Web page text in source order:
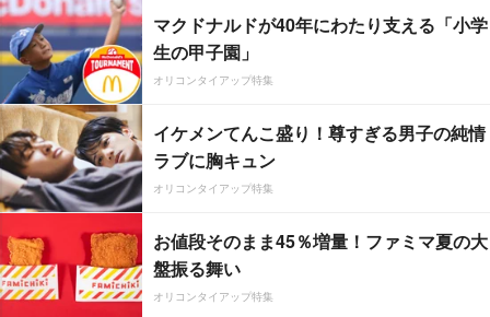
マクドナルドが40年にわたり支える「小学
生の甲子園」
オリコンタイアップ特集
イケメンてんこ盛り！尊すぎる男子の純情
ラブに胸キュン
オリコンタイアップ特集
お値段そのまま45％増量！ファミマ夏の大
盤振る舞い
オリコンタイアップ特集